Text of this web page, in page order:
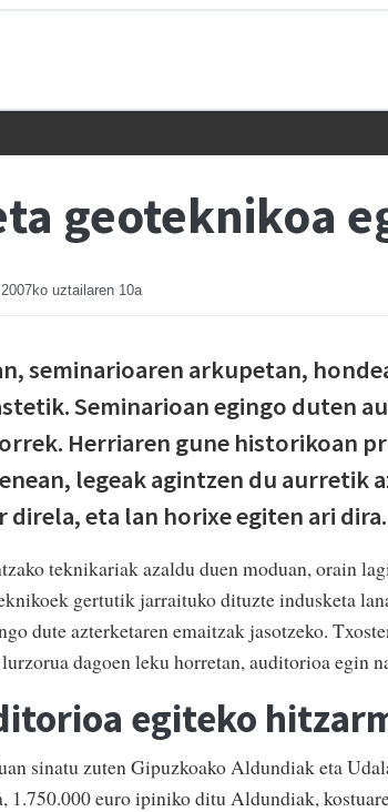
geoteknikoa
2007ko uztailaren 10a
seminarioaren arkupetan,
Seminarioan egingo duten
Herriaren gune historikoan
legeak agintzen du aurretik
direla, eta lan horixe egiten ari dira.
teknikariak azaldu duen moduan, orain
gertutik jarraituko dituzte indusketa
dute azterketaren emaitzak jasotzeko.
dagoen leku horretan, auditorioa egin
egiteko
sinatu zuten Gipuzkoako Aldundiak eta
1.750.000 euro ipiniko ditu Aldundiak,